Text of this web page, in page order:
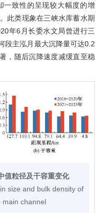
一致性的呈现较大幅度的增
此类现象在三峡水库蓄水期
年6月长委水文局曾进行三
段主泓月最大沉降量可达0.2
，随后沉降速度减缓直至稳
值粒径及干容重变化
size and bulk density of
main channel